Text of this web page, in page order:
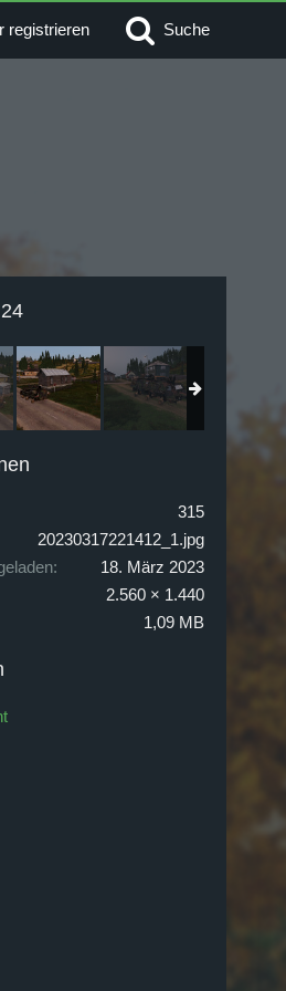
registrieren Suche
315
20230317221412_1.jpg
18. März 2023
2.560 × 1.440
1,09 MB